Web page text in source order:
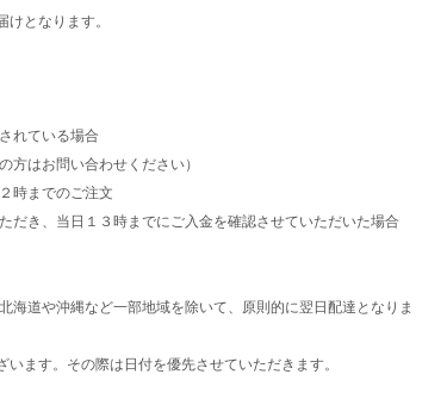
となります。
れている場合
はお問い合わせください）
時までのご注文
き、当日１３時までにご入金を確認させていただいた場合
道や沖縄など一部地域を除いて、原則的に翌日配達となりま
ます。その際は日付を優先させていただきます。